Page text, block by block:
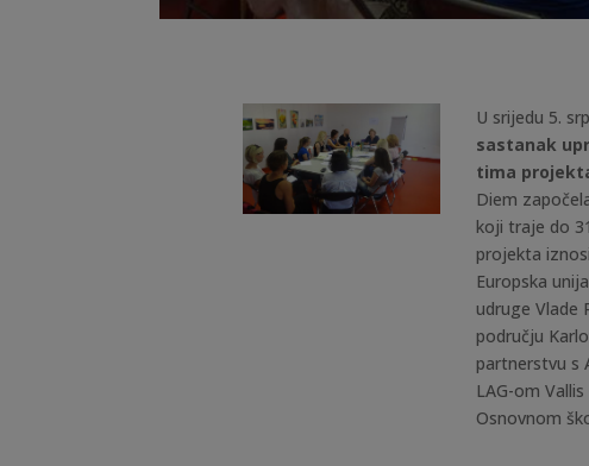
U srijedu 5.
sastanak
tima
Diem
koji traje do
projekta
Europska
udruge Vlade
području
partnerstvu s
LAG-om
Osnovnom